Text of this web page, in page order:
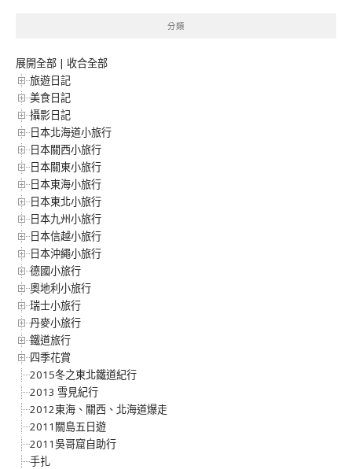
分類
展開全部 | 收合全部
旅遊日記
美食日記
攝影日記
日本北海道小旅行
日本關西小旅行
日本關東小旅行
日本東海小旅行
日本東北小旅行
日本九州小旅行
日本信越小旅行
日本沖繩小旅行
德國小旅行
奧地利小旅行
瑞士小旅行
丹麥小旅行
鐵道旅行
四季花賞
2015冬之東北鐵道紀行
2013 雪見紀行
2012東海、關西、北海道爆走
2011關島五日遊
2011吳哥窟自助行
手扎